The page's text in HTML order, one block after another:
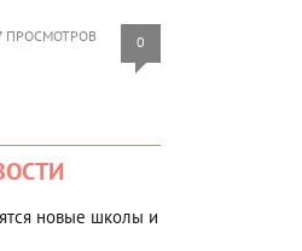
ПРОСМОТРОВ 0
новые школы и